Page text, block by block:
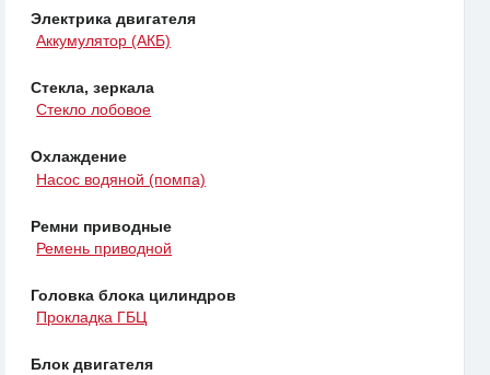
Электрика двигателя
Аккумулятор (АКБ)
Стекла, зеркала
Стекло лобовое
Охлаждение
Насос водяной (помпа)
Ремни приводные
Ремень приводной
Головка блока цилиндров
Прокладка ГБЦ
Блок двигателя